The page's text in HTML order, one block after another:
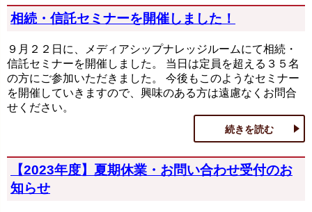
相続・信託セミナーを開催しました！
９月２２日に、メディアシップナレッジルームにて相続・
信託セミナーを開催しました。 当日は定員を超える３５名
の方にご参加いただきました。 今後もこのようなセミナー
を開催していきますので、興味のある方は遠慮なくお問合
せください。
続きを読む
【2023年度】夏期休業・お問い合わせ受付のお
知らせ